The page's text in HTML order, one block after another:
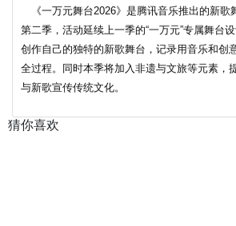
《一万元舞台2026》是腾讯音乐推出的新歌
第二季，活动延续上一季的“一万元”专属舞台
创作自己的独特的新歌舞台，记录用音乐和创意
全过程。同时本季将加入非遗与文旅等元素，
与新歌宣传传统文化。
猜你喜欢